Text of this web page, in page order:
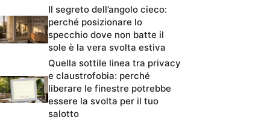
Il segreto dell’angolo cieco:
perché posizionare lo
specchio dove non batte il
sole è la vera svolta estiva
Quella sottile linea tra privacy
e claustrofobia: perché
liberare le finestre potrebbe
essere la svolta per il tuo
salotto